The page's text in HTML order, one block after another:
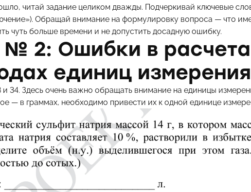
читай задание целиком дважды. Подчеркивай ключевые
Обращай внимание на формулировку вопроса — что
чуть больше времени и не допустить досадную ошибку.
2: Ошибки в
единиц измерения
и 34. Здесь очень важно обращать внимание на единицы
— в граммах, необходимо привести их к одной единице